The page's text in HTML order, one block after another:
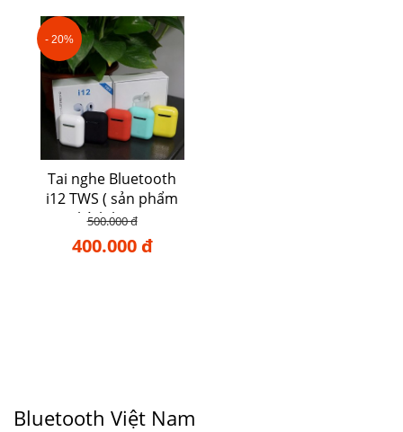
- 20%
Tai nghe Bluetooth
i12 TWS ( sản phẩm
chính hãng )
500.000 đ
400.000 đ
Bluetooth Việt Nam